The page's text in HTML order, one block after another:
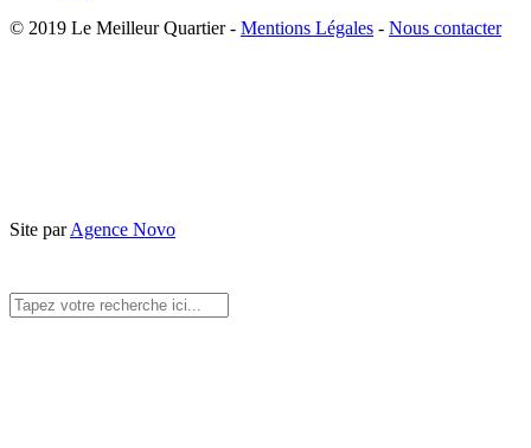
© 2019 Le Meilleur Quartier - Mentions Légales - Nous contacter
Site parAgence Novo